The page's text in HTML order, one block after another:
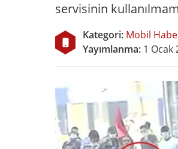
servisinin
Kategori: Mobil
Yayımlanma: 1 Ocak